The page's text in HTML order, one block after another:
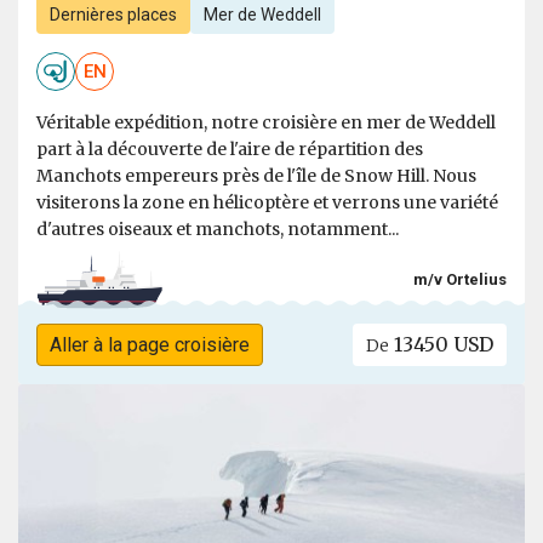
Dernières places Mer de Weddell
EN
Véritable expédition, notre croisière en mer de Weddell
part à la découverte de l'aire de répartition des
Manchots empereurs près de l'île de Snow Hill. Nous
visiterons la zone en hélicoptère et verrons une variété
d'autres oiseaux et manchots, notamment...
m/v Ortelius
Aller à la page croisière De 13450 USD